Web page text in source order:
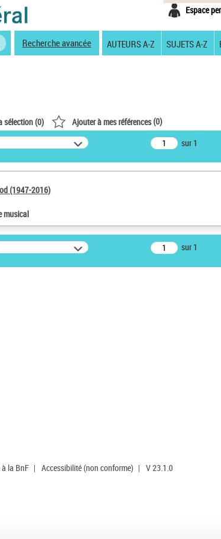
Espace
Recherche avancée AUTEURS A-Z SUJETS A-Z
sélection (0) Ajouter à mes références(0)
sur 1
(1947-2016)
musical
sur 1
à la BnF | Accessibilité (non conforme) | V 23.1.0